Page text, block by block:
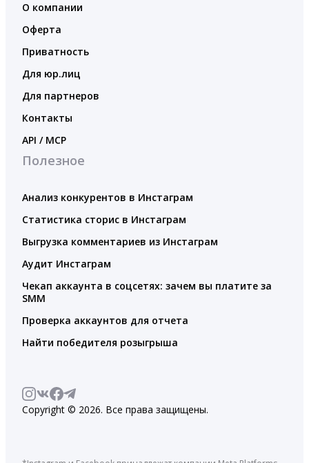
О компании
Оферта
Приватность
Для юр.лиц
Для партнеров
Контакты
API / MCP
Полезное
Анализ конкурентов в Инстаграм
Статистика сторис в Инстаграм
Выгрузка комментариев из Инстаграм
Аудит Инстаграм
Чекап аккаунта в соцсетях: зачем вы платите за
SMM
Проверка аккаунтов для отчета
Найти победителя розыгрыша
Copyright © 2026. Все права защищены.